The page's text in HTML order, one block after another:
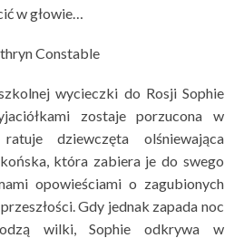
w głowie…
Constable
wycieczki do Rosji Sophie
zostaje porzucona w
dziewczęta olśniewająca
która zabiera je do swego
opowieściami o zagubionych
Gdy jednak zapada noc
wilki, Sophie odkrywa w